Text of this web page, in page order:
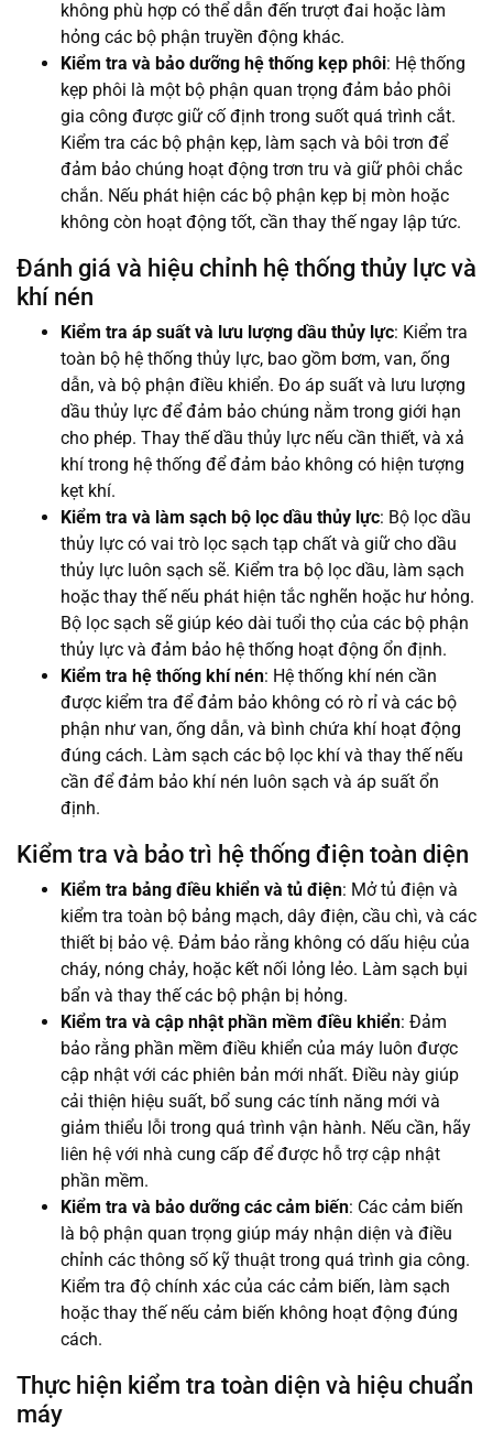
không phù hợp có thể dẫn đến trượt đai hoặc làm
hỏng các bộ phận truyền động khác.
Kiểm tra và bảo dưỡng hệ thống kẹp phôi: Hệ thống
kẹp phôi là một bộ phận quan trọng đảm bảo phôi
gia công được giữ cố định trong suốt quá trình cắt.
Kiểm tra các bộ phận kẹp, làm sạch và bôi trơn để
đảm bảo chúng hoạt động trơn tru và giữ phôi chắc
chắn. Nếu phát hiện các bộ phận kẹp bị mòn hoặc
không còn hoạt động tốt, cần thay thế ngay lập tức.
Đánh giá và hiệu chỉnh hệ thống thủy lực và
khí nén
Kiểm tra áp suất và lưu lượng dầu thủy lực: Kiểm tra
toàn bộ hệ thống thủy lực, bao gồm bơm, van, ống
dẫn, và bộ phận điều khiển. Đo áp suất và lưu lượng
dầu thủy lực để đảm bảo chúng nằm trong giới hạn
cho phép. Thay thế dầu thủy lực nếu cần thiết, và xả
khí trong hệ thống để đảm bảo không có hiện tượng
kẹt khí.
Kiểm tra và làm sạch bộ lọc dầu thủy lực: Bộ lọc dầu
thủy lực có vai trò lọc sạch tạp chất và giữ cho dầu
thủy lực luôn sạch sẽ. Kiểm tra bộ lọc dầu, làm sạch
hoặc thay thế nếu phát hiện tắc nghẽn hoặc hư hỏng.
Bộ lọc sạch sẽ giúp kéo dài tuổi thọ của các bộ phận
thủy lực và đảm bảo hệ thống hoạt động ổn định.
Kiểm tra hệ thống khí nén: Hệ thống khí nén cần
được kiểm tra để đảm bảo không có rò rỉ và các bộ
phận như van, ống dẫn, và bình chứa khí hoạt động
đúng cách. Làm sạch các bộ lọc khí và thay thế nếu
cần để đảm bảo khí nén luôn sạch và áp suất ổn
định.
Kiểm tra và bảo trì hệ thống điện toàn diện
Kiểm tra bảng điều khiển và tủ điện: Mở tủ điện và
kiểm tra toàn bộ bảng mạch, dây điện, cầu chì, và các
thiết bị bảo vệ. Đảm bảo rằng không có dấu hiệu của
cháy, nóng chảy, hoặc kết nối lỏng lẻo. Làm sạch bụi
bẩn và thay thế các bộ phận bị hỏng.
Kiểm tra và cập nhật phần mềm điều khiển: Đảm
bảo rằng phần mềm điều khiển của máy luôn được
cập nhật với các phiên bản mới nhất. Điều này giúp
cải thiện hiệu suất, bổ sung các tính năng mới và
giảm thiểu lỗi trong quá trình vận hành. Nếu cần, hãy
liên hệ với nhà cung cấp để được hỗ trợ cập nhật
phần mềm.
Kiểm tra và bảo dưỡng các cảm biến: Các cảm biến
là bộ phận quan trọng giúp máy nhận diện và điều
chỉnh các thông số kỹ thuật trong quá trình gia công.
Kiểm tra độ chính xác của các cảm biến, làm sạch
hoặc thay thế nếu cảm biến không hoạt động đúng
cách.
Thực hiện kiểm tra toàn diện và hiệu chuẩn
máy